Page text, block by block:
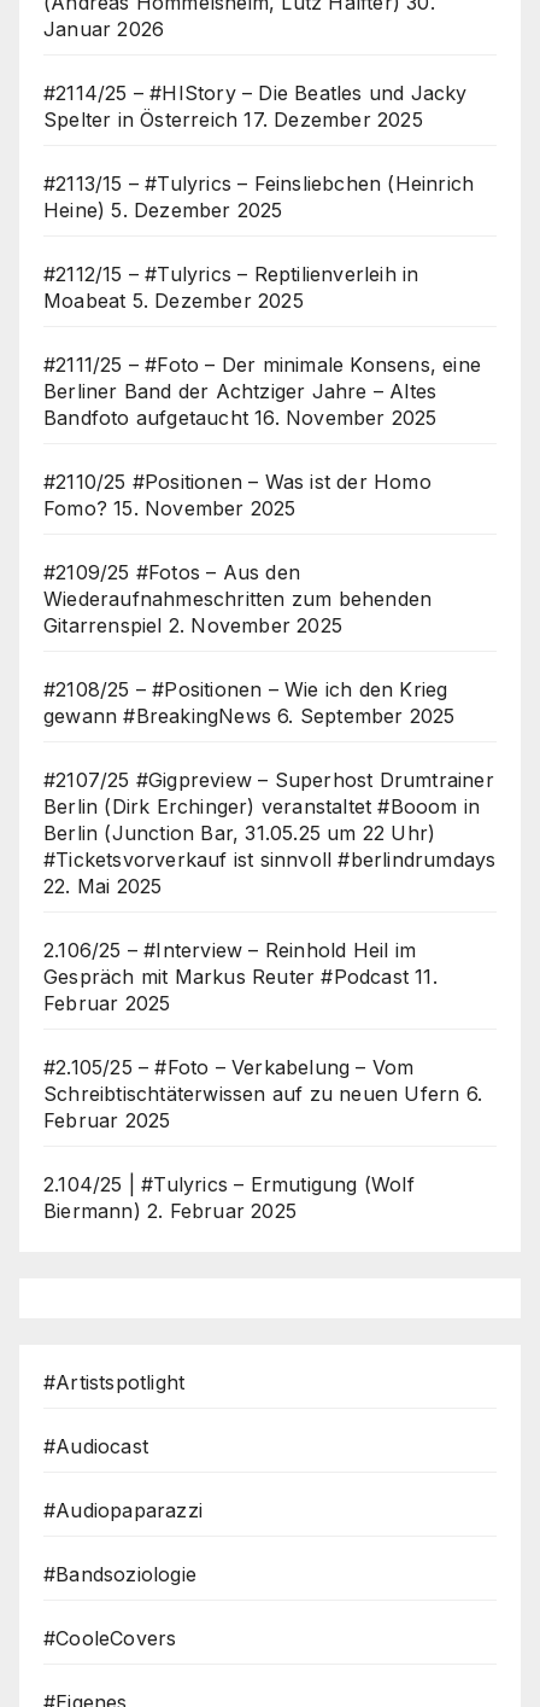
Januar 2026
#2114/25 – #HIStory – Die Beatles und Jacky
Spelter in Österreich 17. Dezember 2025
#2113/15 – #Tulyrics – Feinsliebchen (Heinrich
Heine) 5. Dezember 2025
#2112/15 – #Tulyrics – Reptilienverleih in
Moabeat 5. Dezember 2025
#2111/25 – #Foto – Der minimale Konsens, eine
Berliner Band der Achtziger Jahre – Altes
Bandfoto aufgetaucht 16. November 2025
#2110/25 #Positionen – Was ist der Homo
Fomo? 15. November 2025
#2109/25 #Fotos – Aus den
Wiederaufnahmeschritten zum behenden
Gitarrenspiel 2. November 2025
#2108/25 – #Positionen – Wie ich den Krieg
gewann #BreakingNews 6. September 2025
#2107/25 #Gigpreview – Superhost Drumtrainer
Berlin (Dirk Erchinger) veranstaltet #Booom in
Berlin (Junction Bar, 31.05.25 um 22 Uhr)
#Ticketsvorverkauf ist sinnvoll #berlindrumdays
22. Mai 2025
2.106/25 – #Interview – Reinhold Heil im
Gespräch mit Markus Reuter #Podcast 11.
Februar 2025
#2.105/25 – #Foto – Verkabelung – Vom
Schreibtischtäterwissen auf zu neuen Ufern 6.
Februar 2025
2.104/25 | #Tulyrics – Ermutigung (Wolf
Biermann) 2. Februar 2025
#Artistspotlight
#Audiocast
#Audiopaparazzi
#Bandsoziologie
#CooleCovers
#Eigenes